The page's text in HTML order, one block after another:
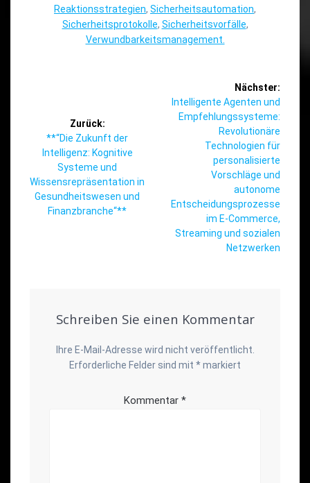
Reaktionsstrategien, Sicherheitsautomation,
Sicherheitsprotokolle, Sicherheitsvorfälle,
Verwundbarkeitsmanagement.
Zurück:
Vorheriger
Beitrag:
**“Die Zukunft der
Intelligenz: Kognitive
Systeme und
Wissensrepräsentation in
Gesundheitswesen und
Finanzbranche“**
Nächster:
Nächster
Beitrag:
Intelligente Agenten und
Empfehlungssysteme:
Revolutionäre
Technologien für
personalisierte
Vorschläge und
autonome
Entscheidungsprozesse
im E-Commerce,
Streaming und sozialen
Netzwerken
Schreiben Sie einen Kommentar
Ihre E-Mail-Adresse wird nicht veröffentlicht.
Erforderliche Felder sind mit *markiert
Kommentar *